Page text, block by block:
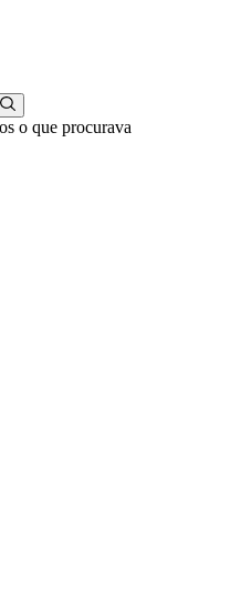
uma
categoria
o que procurava